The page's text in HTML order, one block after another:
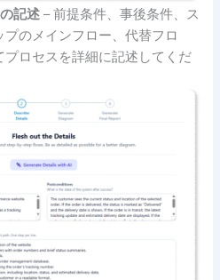
記述 – 前提条件、事後条件、ス
のメインフロー、代替フロ
プロセスを詳細に記述してくだ